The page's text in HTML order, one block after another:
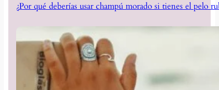
¿Por qué deberías usar champú morado si tienes el pelo